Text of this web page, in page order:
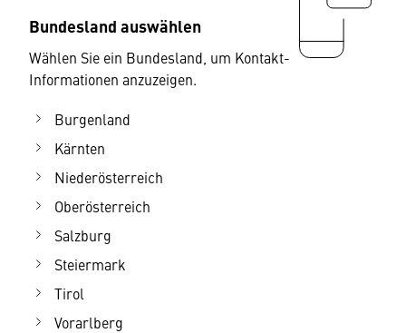
Bundesland auswählen
Wählen Sie ein Bundesland, um Kontakt-
Informationen anzuzeigen.
Burgenland
Kärnten
Niederösterreich
Oberösterreich
Salzburg
Steiermark
Tirol
Vorarlberg